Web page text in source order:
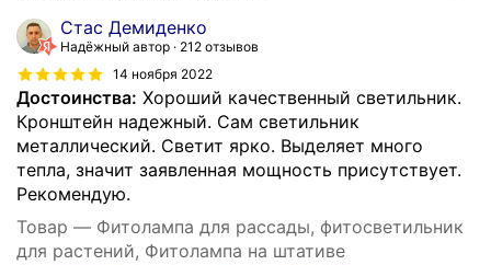
Стас Демиденко
Надёжный автор
212 отзывов
14 ноября 2022
Достоинства: Хороший качественный светильник.
Кронштейн надежный. Сам светильник
металлический. Светит ярко. Выделяет много
тепла, значит заявленная мощность присутствует.
Рекомендую.
Товар — Фитолампа для рассады, фитосветильник
для растений, Фитолампа на штативе